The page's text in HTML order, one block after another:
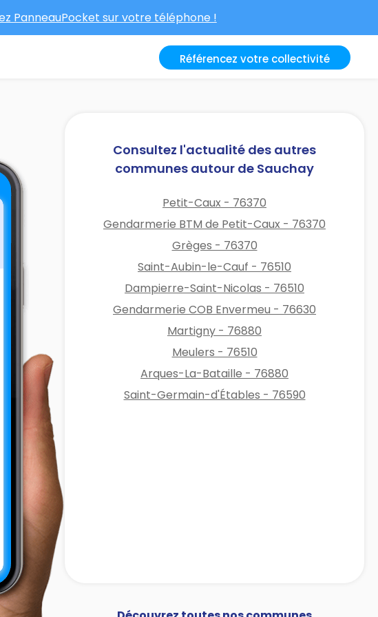
PanneauPocket sur votre téléphone !
Référencez votre collectivité
Consultez l'actualité des autres
communes autour de Sauchay
Petit-Caux - 76370
Gendarmerie BTM de Petit-Caux - 76370
Grèges - 76370
Saint-Aubin-le-Cauf - 76510
Dampierre-Saint-Nicolas - 76510
Gendarmerie COB Envermeu - 76630
Martigny - 76880
Meulers - 76510
Arques-La-Bataille - 76880
Saint-Germain-d'Étables - 76590